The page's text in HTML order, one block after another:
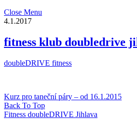
Close Menu
4.1.2017
fitness klub doubledrive
doubleDRIVE fitness
Kurz pro taneční páry – od 16.1.2015
Back To Top
Fitness doubleDRIVE Jihlava